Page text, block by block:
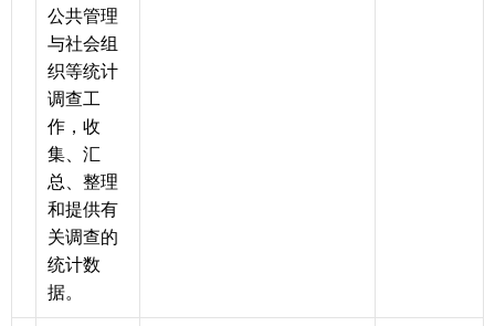
公共管理
与社会组
织等统计
调查工
作，收
集、汇
总、整理
和提供有
关调查的
统计数
据。